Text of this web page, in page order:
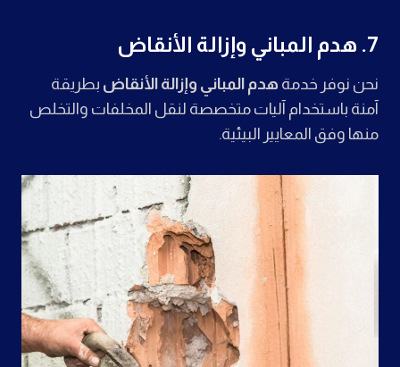
7. هدم المباني وإزالة الأنقاض
نحن نوفر خدمة هدم المباني وإزالة الأنقاض بطريقة
آمنة باستخدام آليات متخصصة لنقل المخلفات والتخلص
منها وفق المعايير البيئية.